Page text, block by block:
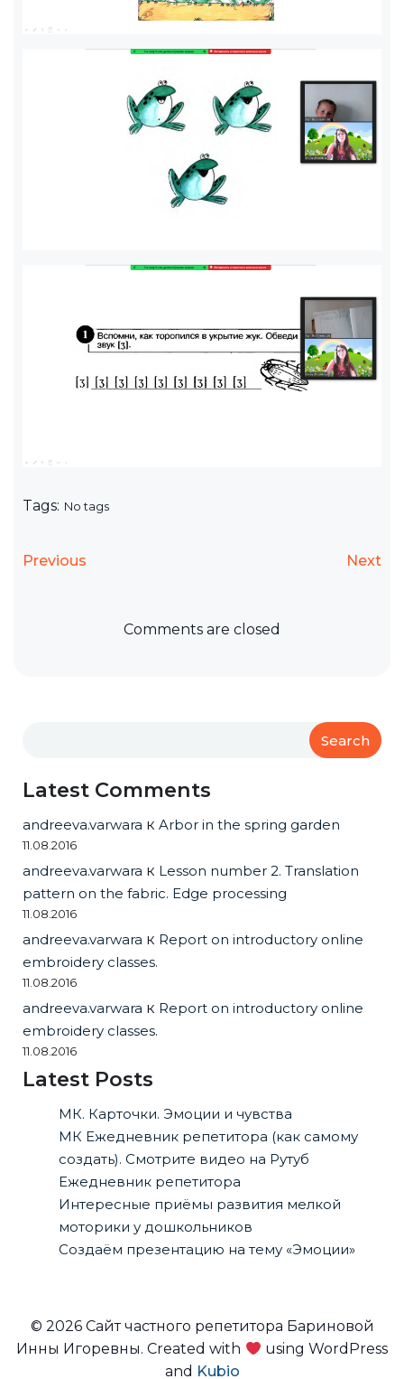
Tags: No tags
Previous Next
Comments are closed
Search
Latest Comments
andreeva.varwara к Arbor in the spring garden
11.08.2016
andreeva.varwara к Lesson number 2. Translation
pattern on the fabric. Edge processing
11.08.2016
andreeva.varwara к Report on introductory online
embroidery classes.
11.08.2016
andreeva.varwara к Report on introductory online
embroidery classes.
11.08.2016
Latest Posts
МК. Карточки. Эмоции и чувства
МК Ежедневник репетитора (как самому
создать). Смотрите видео на Рутуб
Ежедневник репетитора
Интересные приёмы развития мелкой
моторики у дошкольников
Создаём презентацию на тему «Эмоции»
© 2026 Сайт частного репетитора Бариновой
Инны Игоревны. Created with
using WordPress
and Kubio